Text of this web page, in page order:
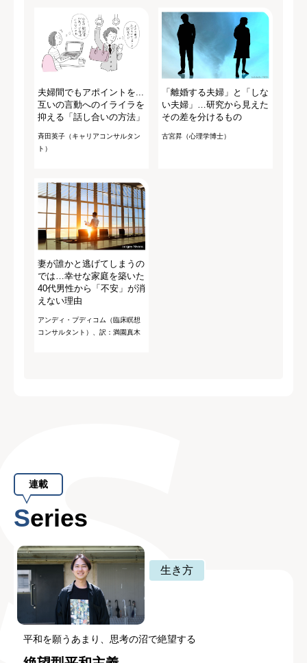
夫婦間でもアポイントを...
互いの言動へのイライラを
抑える「話し合いの方法」
斉田英子（キャリアコンサルタン
ト）
「離婚する夫婦」と「しな
い夫婦」…研究から見えた
その差を分けるもの
古宮昇（心理学博士）
妻が誰かと逃げてしまうの
では…幸せな家庭を築いた
40代男性から「不安」が消
えない理由
アンディ・プディコム（臨床瞑想
コンサルタント）、訳：満園真木
連載
Series
生き方
平和を願うあまり、思考の沼で絶望する